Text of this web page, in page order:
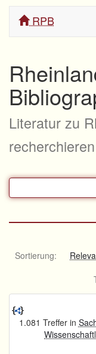
RPB
Literatur zu
recherchieren
Sortierung:
1.081 Treffer in